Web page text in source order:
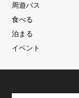
周遊パス
食べる
泊まる
イベント